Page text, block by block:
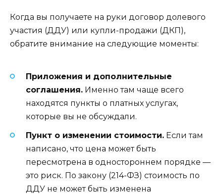
Когда вы получаете на руки договор долевого
участия (ДДУ) или купли-продажи (ДКП),
обратите внимание на следующие моменты:
Приложения и дополнительные
соглашения. Именно там чаще всего
находятся пункты о платных услугах,
которые вы не обсуждали.
Пункт о изменении стоимости. Если там
написано, что цена может быть
пересмотрена в одностороннем порядке —
это риск. По закону (214-ФЗ) стоимость по
ДДУ не может быть изменена